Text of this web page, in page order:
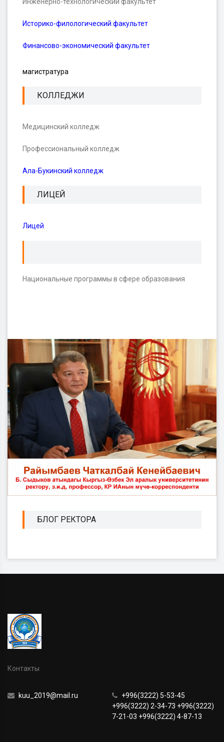
Историко-филологический факультет
Финансово-экономический факультет
магистратура
КОЛЛЕДЖИ
Медицинский колледж
Профессиональный колледж
Ала-Букинский колледж
ЛИЦЕЙ
Лицей
Национальные программы в сфере образования
БЛОГ РЕКТОРА
Контакты
kuu_2019@mail.ru
+996(3222) 5-53-45
+996(3222) 2-34-73 +996(3222)
7-21-03 +996(3222) 4-87-13